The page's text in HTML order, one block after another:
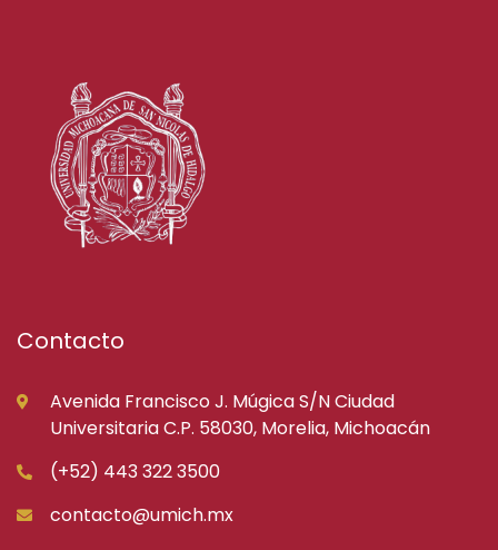
Contacto
Avenida Francisco J. Múgica S/N Ciudad
Universitaria C.P. 58030, Morelia, Michoacán
(+52) 443 322 3500
contacto@umich.mx